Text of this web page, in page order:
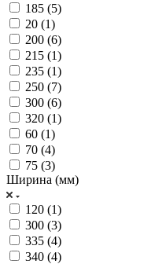
185 (5)
20 (1)
200 (6)
215 (1)
235 (1)
250 (7)
300 (6)
320 (1)
60 (1)
70 (4)
75 (3)
Ширина (мм)
120 (1)
300 (3)
335 (4)
340 (4)